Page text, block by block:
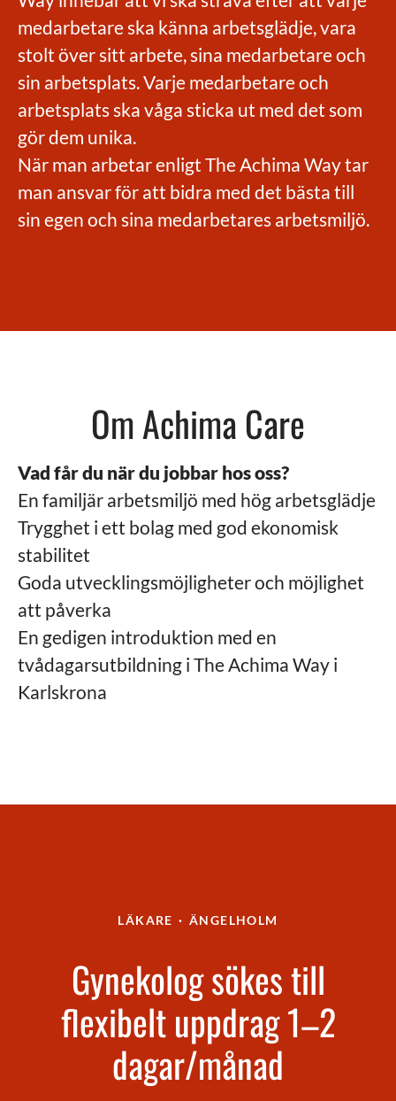
medarbetare ska känna arbetsglädje, vara
stolt över sitt arbete, sina medarbetare och
sin arbetsplats. Varje medarbetare och
arbetsplats ska våga sticka ut med det som
gör dem unika.
När man arbetar enligt The Achima Way tar
man ansvar för att bidra med det bästa till
sin egen och sina medarbetares arbetsmiljö.
Om Achima Care
Vad får du när du jobbar hos oss?
En familjär arbetsmiljö med hög arbetsglädje
Trygghet i ett bolag med god ekonomisk
stabilitet
Goda utvecklingsmöjligheter och möjlighet
att påverka
En gedigen introduktion med en
tvådagarsutbildning i The Achima Way i
Karlskrona
LÄKARE · ÄNGELHOLM
Gynekolog sökes till
flexibelt uppdrag 1–2
dagar/månad